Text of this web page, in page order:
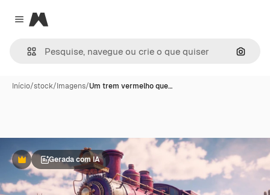
Close menu
Magnific
Início/stock/Imagens/Um trem vermelho que…
PremiumGerada com IA